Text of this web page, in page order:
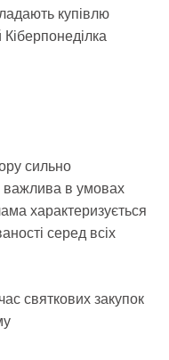
купівлю
Кіберпонеділка
сильно
важлива в умовах
характеризується
серед всіх
святкових закупок